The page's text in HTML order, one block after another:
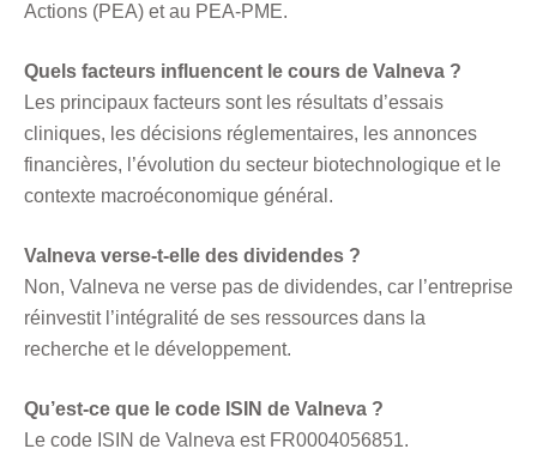
Actions (PEA) et au PEA-PME.
Quels facteurs influencent le cours de Valneva ?
Les principaux facteurs sont les résultats d’essais
cliniques, les décisions réglementaires, les annonces
financières, l’évolution du secteur biotechnologique et le
contexte macroéconomique général.
Valneva verse-t-elle des dividendes ?
Non, Valneva ne verse pas de dividendes, car l’entreprise
réinvestit l’intégralité de ses ressources dans la
recherche et le développement.
Qu’est-ce que le code ISIN de Valneva ?
Le code ISIN de Valneva est FR0004056851.